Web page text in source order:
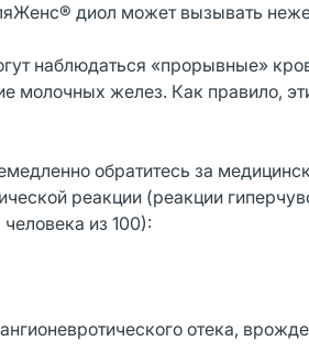
диол может вызывать
наблюдаться «прорывные»
молочных желез. Как правило,
обратитесь за
реакции (реакции
из 100):
отека,